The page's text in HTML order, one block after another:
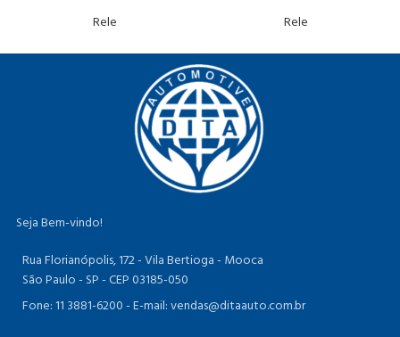
Rele Rele
Seja Bem-vindo!
Rua Florianópolis, 172 - Vila Bertioga - Mooca
São Paulo - SP - CEP 03185-050
Fone: 11 3881-6200 -E-mail: vendas@ditaauto.com.br